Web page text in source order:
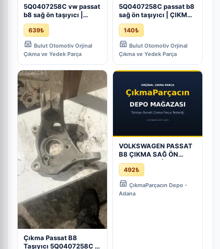
5Q0407258C vw passat
b8 sağ ön taşıyıcı |
ÇIKMA PARÇA
639₺
Bulut Otomotiv Orjinal
Çıkma ve Yedek Parça
5Q0407258C passat b8
sağ ön taşıyıcı | ÇIKMA
PARÇA
140₺
Bulut Otomotiv Orjinal
Çıkma ve Yedek Parça
Çıkma Passat B8
Taşıyıcı 5Q0407258C -
VOLKSWAGEN PASSAT
B8 ÇIKMA SAĞ ÖN
TAŞIYICI ORJİNAL
5Q0407258C - Adana
Çıkma Parça
492₺
ÇıkmaParçacın Depo -
Adana